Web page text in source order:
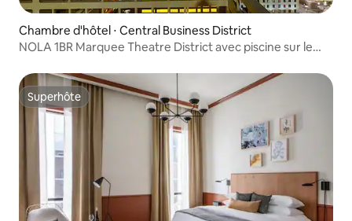
Chambre d'hôtel ⋅ Central Business District
NOLA 1BR Marquee Theatre District avec piscine sur le
Superhôte
Superhôte